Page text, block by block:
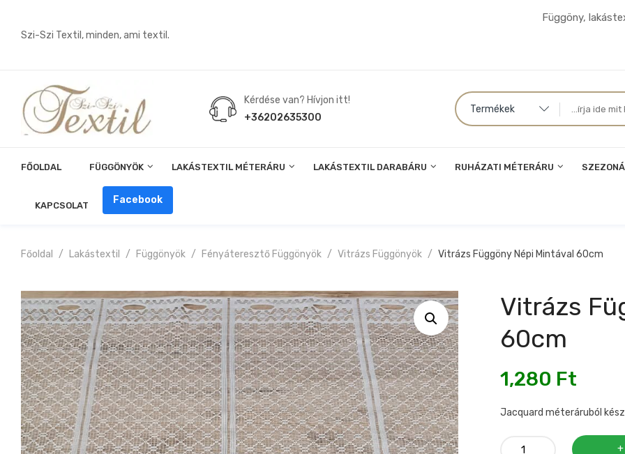
Szi-Szi Textil, minden, ami textil.
Függöny,
Kérdése van? Hívjon itt!
+36202635300
Termékek
FŐOLDAL FÜGGÖNYÖK LAKÁSTEXTIL MÉTERÁRU LAKÁSTEXTIL DARABÁRU RUHÁZATI MÉTERÁRU
KAPCSOLAT Facebook
Főoldal Lakástextil Függönyök Fényáteresztő Függönyök Vitrázs Függönyök Vitrázs Függöny Népi Mintával 60cm
Vitrázs
60cm
1,280 Ft
Jacquard méteráruból
Vitrázs